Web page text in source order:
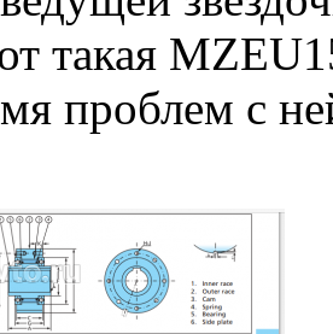
такая
проблем с